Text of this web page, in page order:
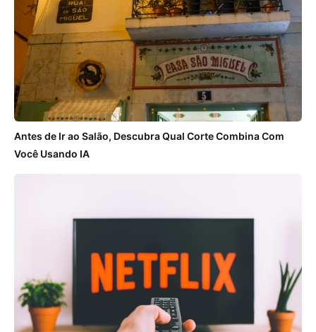
Antes de Ir ao Salão, Descubra Qual Corte Combina Com
Você Usando IA